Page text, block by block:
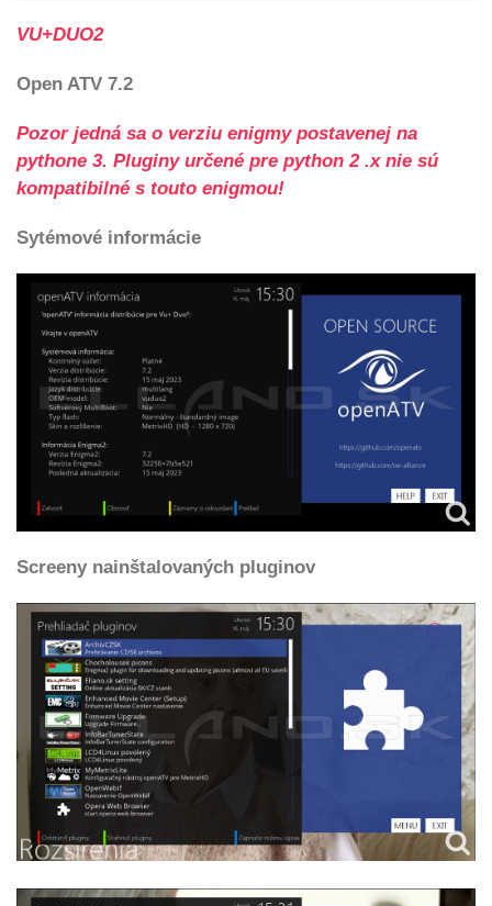
VU+DUO2
Open ATV 7.2
Pozor jedná sa o verziu enigmy postavenej na
pythone 3. Pluginy určené pre python 2 .x nie sú
kompatibilné s touto enigmou!
Sytémové informácie
Screeny nainštalovaných pluginov